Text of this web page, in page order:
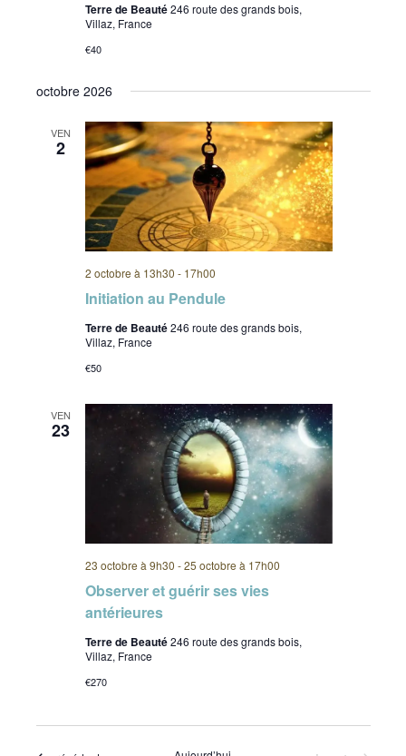
Terre de Beauté246 route des grands bois,
Villaz, France
€40
octobre 2026
VEN
2
Initiation au Pendule
2 octobre à 13h30 - 17h00
Terre de Beauté246 route des grands bois,
Villaz, France
€50
VEN
23
Observer et guérir ses vies
antérieures
23 octobre à 9h30 -25 octobre à 17h00
Terre de Beauté246 route des grands bois,
Villaz, France
€270